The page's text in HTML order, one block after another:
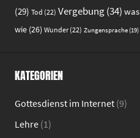
(29) Tod (22) Vergebung(34) was
wie (26) Wunder (22) Zungensprache (19)
KATEGORIEN
Gottesdienst im Internet (9)
Lehre (1)